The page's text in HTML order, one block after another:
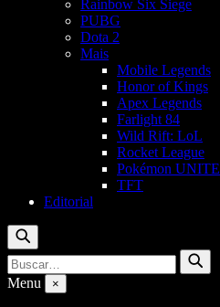
Rainbow Six Siege
PUBG
Dota 2
Mais
Mobile Legends
Honor of Kings
Apex Legends
Farlight 84
Wild Rift: LoL
Rocket League
Pokémon UNITE
TFT
Editorial
Buscar
Buscar
por:
Buscar
Menu ×